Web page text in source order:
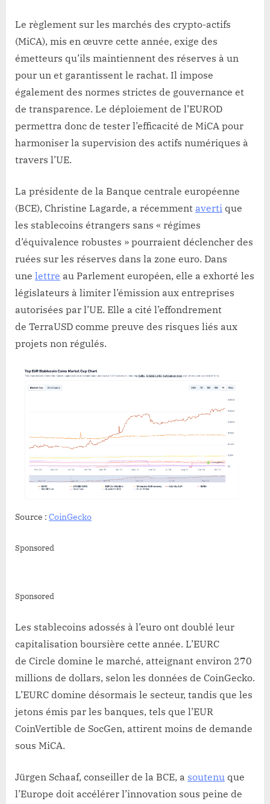
Le règlement sur les marchés des crypto-actifs
(MiCA), mis en œuvre cette année, exige des
émetteurs qu’ils maintiennent des réserves à un
pour un et garantissent le rachat. Il impose
également des normes strictes de gouvernance et
de transparence. Le déploiement de l’EUROD
permettra donc de tester l’efficacité de MiCA pour
harmoniser la supervision des actifs numériques à
travers l’UE.
La présidente de la Banque centrale européenne
(BCE), Christine Lagarde, a récemment averti que
les stablecoins étrangers sans « régimes
d’équivalence robustes » pourraient déclencher des
ruées sur les réserves dans la zone euro. Dans
une lettre au Parlement européen, elle a exhorté les
législateurs à limiter l’émission aux entreprises
autorisées par l’UE. Elle a cité l’effondrement
de TerraUSD comme preuve des risques liés aux
projets non régulés.
Source : CoinGecko
Sponsored
Sponsored
Les stablecoins adossés à l’euro ont doublé leur
capitalisation boursière cette année. L’EURC
de Circle domine le marché, atteignant environ 270
millions de dollars, selon les données de CoinGecko.
L’EURC domine désormais le secteur, tandis que les
jetons émis par les banques, tels que l’EUR
CoinVertible de SocGen, attirent moins de demande
sous MiCA.
Jürgen Schaaf, conseiller de la BCE, a soutenu que
l’Europe doit accélérer l’innovation sous peine de